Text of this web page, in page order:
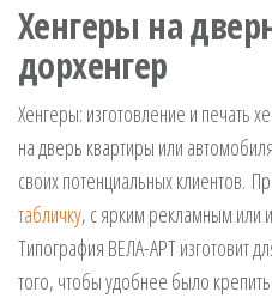
Хенгеры на
дорхенгер
Хенгеры: изготовление и печать
на дверь квартиры или
своих потенциальных клиентов.
табличку, с ярким рекламным
Типография ВЕЛА-АРТ изготовит
того, чтобы удобнее было